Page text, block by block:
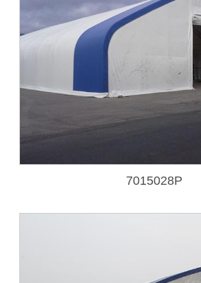
7015028P